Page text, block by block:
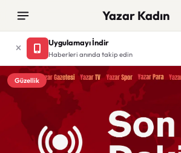
Yazar Kadın
Uygulamayı İndir
Haberleri anında takip edin
Güzellik